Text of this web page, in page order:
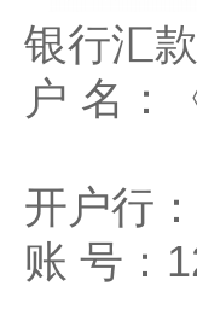
银行汇
户 名
开户行
账 号：